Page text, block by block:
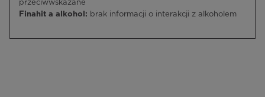
przeciwwskazane
Finahit a alkohol: brak informacji o interakcji z alkoholem